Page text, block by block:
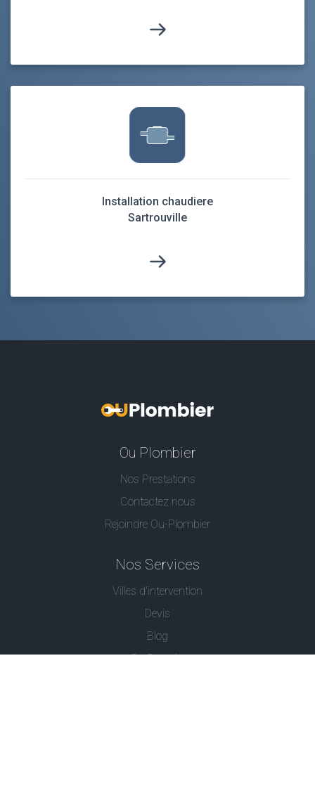
Installation chaudiere
Sartrouville
Ou Plombier
Nos Prestations
Contactez nous
Rejoindre Ou-Plombier
Nos Services
Villes d'intervention
Devis
Blog
Ou Serrurier